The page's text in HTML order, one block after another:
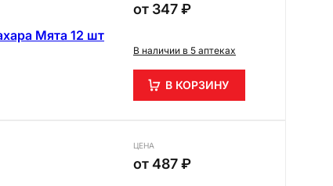
Мята 12 шт
от 347 ₽
В наличии в 5 аптеках
В КОРЗИНУ
ЦЕНА
от487 ₽